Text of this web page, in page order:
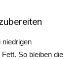
So bleiben die